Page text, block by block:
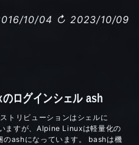
10/04 ↻ 2023/10/09
ログインシェル ash
トリビューションはシェルに
ますが、Alpine Linuxは軽量化の
ashになっています。 bashは機